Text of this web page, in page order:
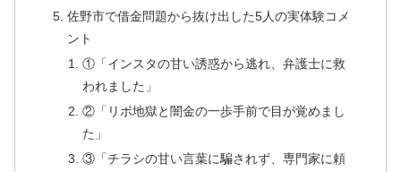
佐野市で借金問題から抜け出した5人の実体験コメ
ント
①「インスタの甘い誘惑から逃れ、弁護士に救
われました」
②「リボ地獄と闇金の一歩手前で目が覚めまし
た」
③「チラシの甘い言葉に騙されず、専門家に頼